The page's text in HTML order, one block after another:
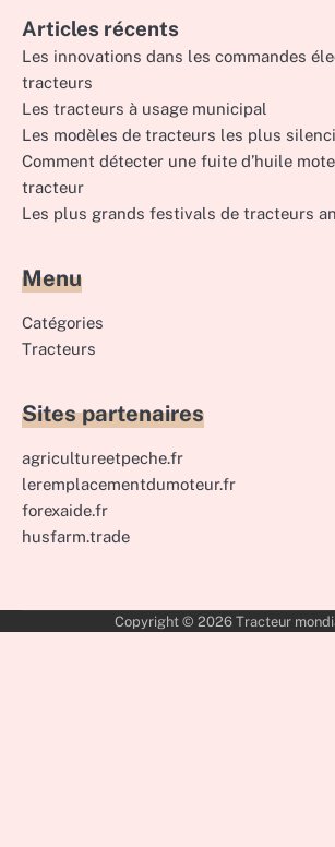
Articles récents
Les innovations dans les commandes
tracteurs
Les tracteurs à usage municipal
Les modèles de tracteurs les plus
Comment détecter une fuite d’huile
tracteur
Les plus grands festivals de tracteurs
Menu
Catégories
Tracteurs
Sites partenaires
agricultureetpeche.fr
leremplacementdumoteur.fr
forexaide.fr
husfarm.trade
Copyright © 2026 Tracteur